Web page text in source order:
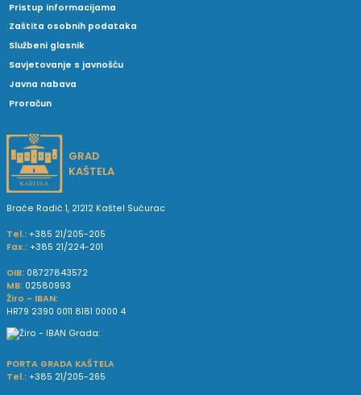
Pristup informacijama
Zaštita osobnih podataka
Službeni glasnik
Savjetovanje s javnošću
Javna nabava
Proračun
GRAD
KAŠTELA
Braće Radić 1, 21212 Kaštel Sućurac
Tel.: +385 21/205-205
Fax.: +385 21/224-201
OIB: 08727843572
MB: 02580993
Žiro - IBAN:
HR79 2390 0011 8181 0000 4
PORTA GRADA KAŠTELA
Tel.: +385 21/205-265